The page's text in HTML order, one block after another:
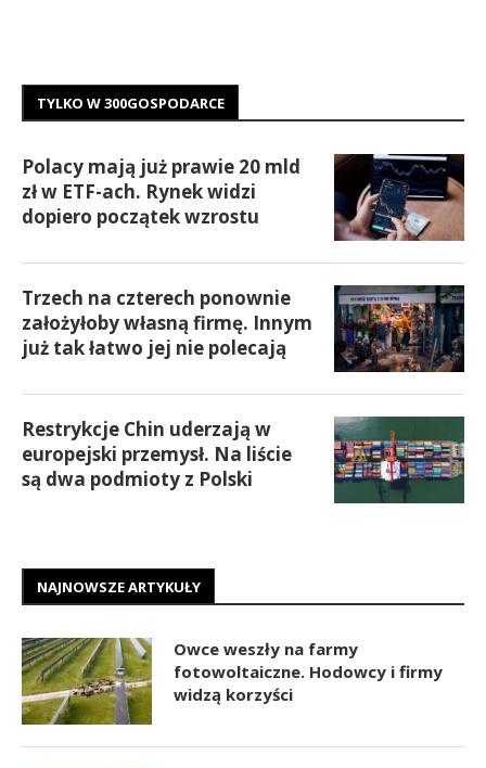
TYLKO W 300GOSPODARCE
Polacy mają już prawie 20 mld
zł w ETF-ach. Rynek widzi
dopiero początek wzrostu
Trzech na czterech ponownie
założyłoby własną firmę. Innym
już tak łatwo jej nie polecają
Restrykcje Chin uderzają w
europejski przemysł. Na liście
są dwa podmioty z Polski
NAJNOWSZE ARTYKUŁY
Owce weszły na farmy
fotowoltaiczne. Hodowcy i firmy
widzą korzyści